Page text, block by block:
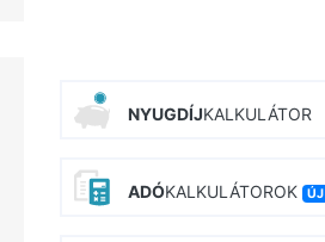
NYUGDÍJKALKULÁTOR
ADÓKALKULÁTOROK ÚJ